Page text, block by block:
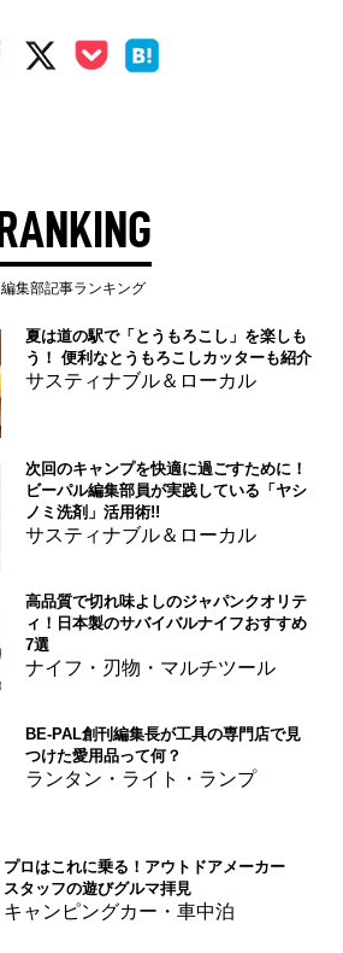
RANKING
編集部記事ランキング
夏は道の駅で「とうもろこし」を楽しも
う！ 便利なとうもろこしカッターも紹介
サスティナブル＆ローカル
次回のキャンプを快適に過ごすために！
ビーパル編集部員が実践している「ヤシ
ノミ洗剤」活用術!!
サスティナブル＆ローカル
高品質で切れ味よしのジャパンクオリテ
ィ！日本製のサバイバルナイフおすすめ
7選
ナイフ・刃物・マルチツール
BE-PAL創刊編集長が工具の専門店で見
つけた愛用品って何？
ランタン・ライト・ランプ
プロはこれに乗る！アウトドアメーカー
スタッフの遊びグルマ拝見
キャンピングカー・車中泊